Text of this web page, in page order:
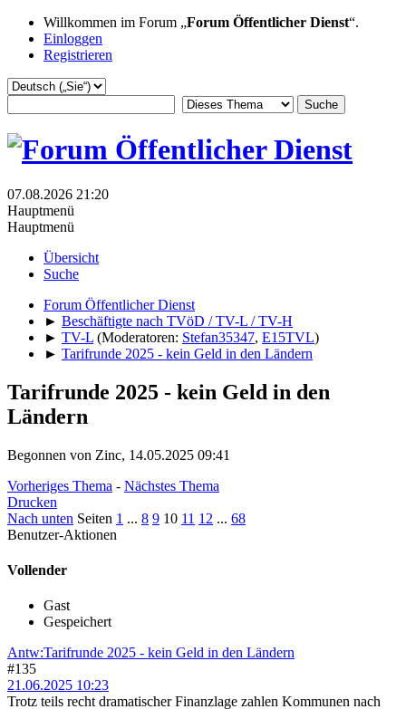
Willkommen im Forum „Forum Öffentlicher Dienst“.
Einloggen
Registrieren
07.08.2026 21:20
Hauptmenü
Hauptmenü
Übersicht
Suche
Forum Öffentlicher Dienst
► Beschäftigte nach TVöD / TV-L / TV-H
► TV-L (Moderatoren: Stefan35347, E15TVL)
► Tarifrunde 2025 - kein Geld in den Ländern
Tarifrunde 2025 - kein Geld in den
Ländern
Begonnen von Zinc, 14.05.2025 09:41
Vorheriges Thema - Nächstes Thema
Drucken
Nach unten Seiten 1 ... 8 9 10 11 12 ... 68
Benutzer-Aktionen
Vollender
Gast
Gespeichert
Antw:Tarifrunde 2025 - kein Geld in den Ländern
#135
21.06.2025 10:23
Trotz teils recht dramatischer Finanzlage zahlen Kommunen nach